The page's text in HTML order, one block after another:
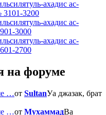
ахадис ас-
3200
ахадис ас-
3000
ахадис ас-
2700
на форуме
…от SultanУа джазак, брат
…от МухаммадВа